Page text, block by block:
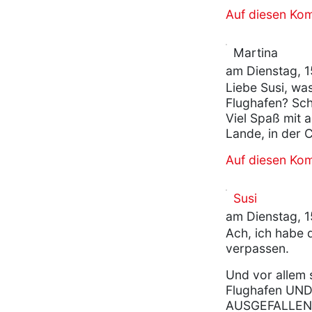
Auf diesen
Martina
am Dienstag,
Liebe Susi,
Flughafen?
Viel Spaß mit
Lande, in der
Auf diesen
Susi
am Dienstag,
Ach, ich habe
verpassen.
Und vor allem
Flughafen